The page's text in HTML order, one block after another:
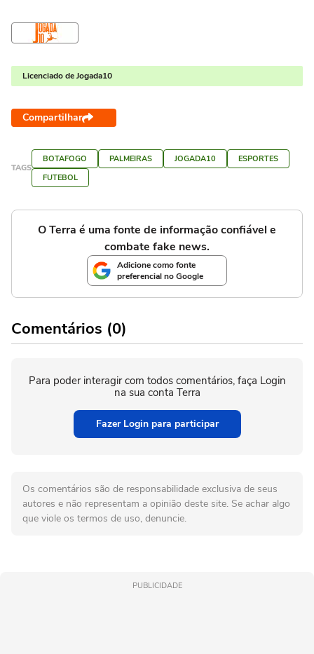
Licenciado de Jogada10
Compartilhar
TAGS
BOTAFOGO PALMEIRAS JOGADA10
ESPORTES
FUTEBOL
O Terra é uma fonte de informação confiável e
combate fake news.
Adicione como fonte
preferencial no Google
Comentários (0)
Para poder interagir com todos comentários, faça Login
na sua conta Terra
Fazer Login para participar
Os comentários são de responsabilidade exclusiva de seus
autores e não representam a opinião deste site. Se achar algo
que viole os termos de uso, denuncie.
PUBLICIDADE